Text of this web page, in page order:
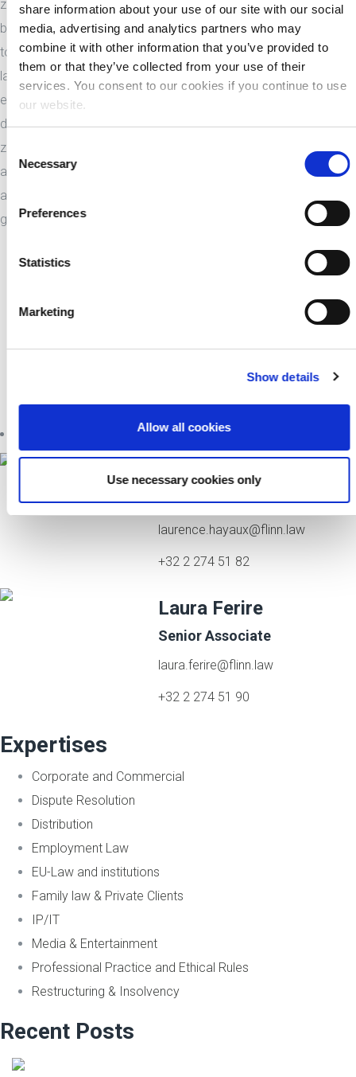
share information about your use of our site with our social
media, advertising and analytics partners who may
combine it with other information that you’ve provided to
them or that they’ve collected from your use of their
services. You consent to our cookies if you continue to use
our website.
Consent
Selection
Necessary
Preferences
Statistics
Marketing
Show details
Allow all cookies
Use necessary cookies only
zijn dochter als zijn vertegenwoordiger aanwijst, de
beheersdaden die laatstgenoemde zal stellen met betrekking
tot een goed van haar vader dat zich in Toscane bevindt, in
laatstgenoemde staat zullen worden erkend, aangezien Italië
een van de staten is die het Verdrag hebben bekrachtigd. Indien
de vader daarentegen een onroerend goed in Madrid bezat,
zouden de bevoegdheden van zijn dochter onderworpen zijn
aan de Spaanse regels van internationaal privaatrecht,
aangezien Spanje vreemd genoeg geen partij is bij het
genoemde verdrag.
Share us!
Laurence Hayaux
Partner
laurence.hayaux@flinn.law
+32 2 274 51 82
Laura Ferire
Senior Associate
laura.ferire@flinn.law
+32 2 274 51 90
Expertises
Corporate and Commercial
Dispute Resolution
Distribution
Employment Law
EU-Law and institutions
Family law & Private Clients
IP/IT
Media & Entertainment
Professional Practice and Ethical Rules
Restructuring & Insolvency
Recent Posts